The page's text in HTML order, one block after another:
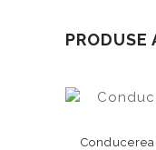
PRODUSE